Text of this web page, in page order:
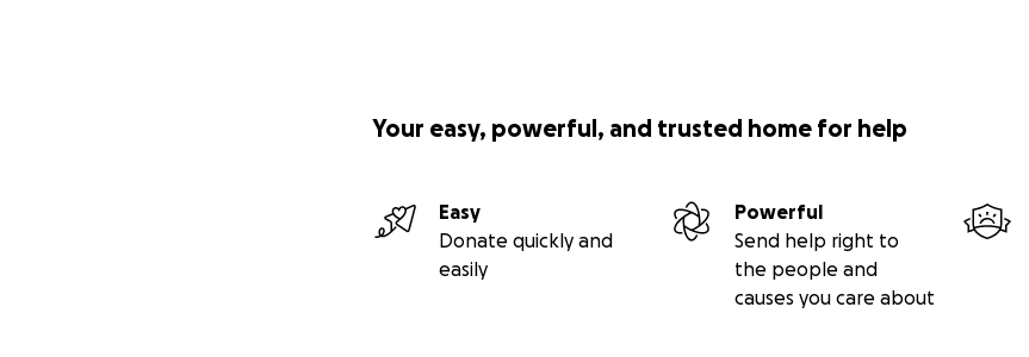
Your easy, powerful, and trusted home for help
Easy
Donate quickly and
easily
Powerful
Send help right to
the people and
causes you care about